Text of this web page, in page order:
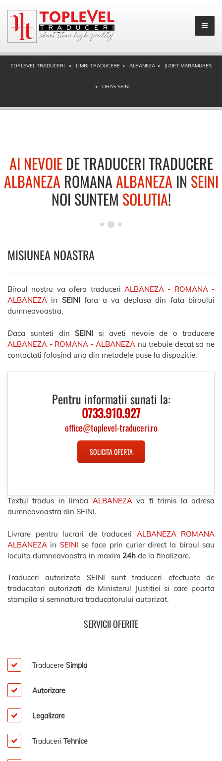
TOPLEVEL TRADUCERI LIMBI TRADUCERE ALBANEZA JUDET MARAMURES
ORAS SEINI
AI NEVOIEDE TRADUCERI TRADUCERE
ALBANEZA ROMANAALBANEZA IN SEINI
NOI SUNTEM SOLUTIA!
MISIUNEA NOASTRA
Biroul nostru va ofera traduceri ALBANEZA - ROMANA -
ALBANEZA in SEINIfara a va deplasa din fata biroului
dumneavoastra.
Daca sunteti dinSEINI si aveti nevoie de o traducere
ALBANEZA - ROMANA - ALBANEZA nu trebuie decat sa ne
contactati folosind una din metodele puse la dispozitie:
Pentru informatii sunati la:
0733.910.927
office@toplevel-traduceri.ro
SOLICITA OFERTA
Textul tradus in limba ALBANEZAva fi trimis la adresa
dumneavoastra din SEINI.
Livrare pentru lucrari de traduceri ALBANEZA ROMANA
ALBANEZA in SEINI se face prin curier direct la biroul sau
locuita dumneavoastra in maxim 24h de la finalizare.
Traduceri autorizate SEINI sunt traduceri efectuate de
traducatori autorizati de Ministerul Justitiei si care poarta
stampila si semnatura traducatorului autorizat.
SERVICII OFERITE
Traducere Simpla
Autorizare
Legalizare
Traduceri Tehnice